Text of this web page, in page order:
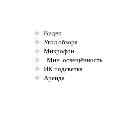
Видео
Угол обзора
Микрофон
Мин. освещённость
ИК подсветка
Аренда